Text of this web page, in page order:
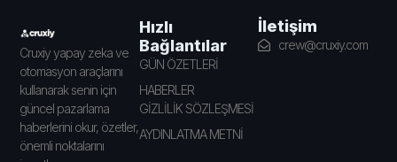
Cruxiy yapay zeka ve
otomasyon araçlarını
kullanarak senin için
güncel pazarlama
haberlerini okur, özetler,
önemli noktalarını
Hızlı
Bağlantılar
GÜN ÖZETLERİ
HABERLER
GİZLİLİK SÖZLEŞMESİ
AYDINLATMA METNİ
İletişim
crew@cruxiy.com